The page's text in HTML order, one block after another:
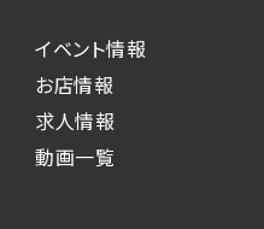
・本サービスを通じて
選考に関する連絡
・本サービスを通じて
した際の内容確認、返
イベント情報
お店情報
求人情報
動画一覧